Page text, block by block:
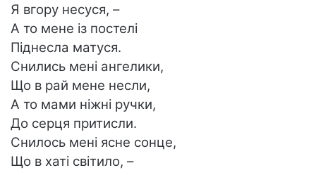
Я вгору несуся, –
А то мене із постелі
Піднесла матуся.
Снились мені ангелики,
Що в рай мене несли,
А то мами ніжні ручки,
До серця притисли.
Снилось мені ясне сонце,
Що в хаті світило, –